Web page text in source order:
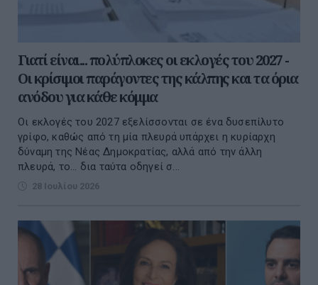
Γιατί είναι... πολύπλοκες οι εκλογές του 2027 -
Οι κρίσιμοι παράγοντες της κάλπης και τα όρια
ανόδου για κάθε κόμμα
Οι εκλογές του 2027 εξελίσσονται σε ένα δυσεπίλυτο
γρίφο, καθώς από τη μία πλευρά υπάρχει η κυρίαρχη
δύναμη της Νέας Δημοκρατίας, αλλά από την άλλη
πλευρά, το... δια ταύτα οδηγεί σ...
28 Ιουλίου 2026